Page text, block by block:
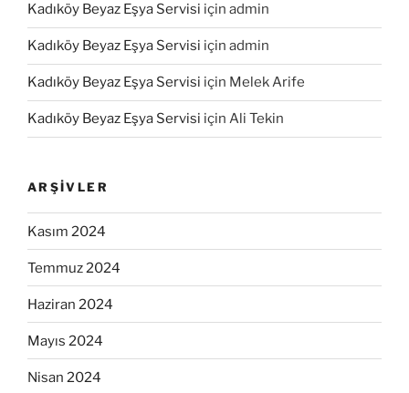
Kadıköy Beyaz Eşya Servisi için admin
Kadıköy Beyaz Eşya Servisi için admin
Kadıköy Beyaz Eşya Servisi için Melek Arife
Kadıköy Beyaz Eşya Servisi için Ali Tekin
ARŞIVLER
Kasım 2024
Temmuz 2024
Haziran 2024
Mayıs 2024
Nisan 2024